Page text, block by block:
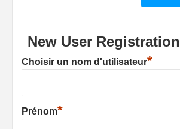
New User Registration
Choisir un nom d'utilisateur*
Prénom*